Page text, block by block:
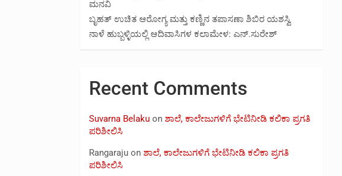
ಮನವಿ
ಬೃಹತ್ ಉಚಿತ ಆರೋಗ್ಯ ಮತ್ತು ಕಣ್ಣಿನ ತಪಾಸಣಾ ಶಿಬಿರ ಯಶಸ್ವಿ
ನಾಳೆ ಹುಬ್ಬಳ್ಳಿಯಲ್ಲಿ ಆದಿವಾಸಿಗಳ ಕಲಾಮೇಳ: ಎನ್.ಸುರೇಶ್
Recent Comments
Suvarna Belaku on ಶಾಲೆ, ಕಾಲೇಜುಗಳಿಗೆ ಭೇಟಿನೀಡಿ ಕಲಿಕಾ ಪ್ರಗತಿ
ಪರಿಶೀಲಿಸಿ
Rangaraju on ಶಾಲೆ, ಕಾಲೇಜುಗಳಿಗೆ ಭೇಟಿನೀಡಿ ಕಲಿಕಾ ಪ್ರಗತಿ
ಪರಿಶೀಲಿಸಿ